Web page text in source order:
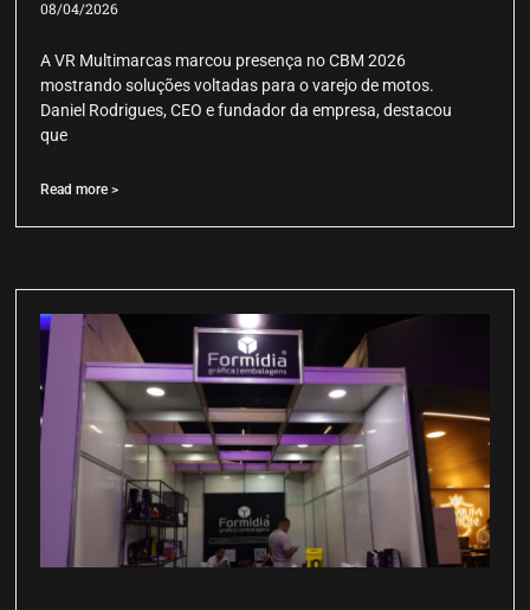
08/04/2026
A VR Multimarcas marcou presença no CBM 2026
mostrando soluções voltadas para o varejo de motos.
Daniel Rodrigues, CEO e fundador da empresa, destacou
que
Read more >